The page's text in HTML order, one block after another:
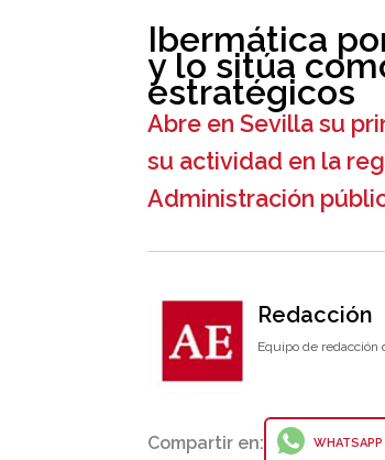
Ibermática
y lo sitúa
estratégicos
Abre en Sevilla su
su actividad en la
Administración
Redacción
Equipo de redacción
Compartir en: WHATSAPP